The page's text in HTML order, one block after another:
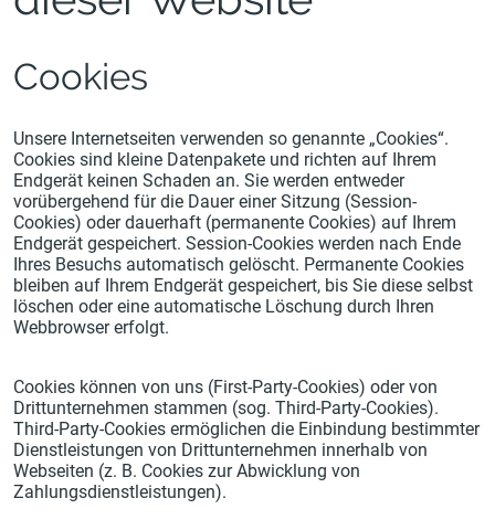
Cookies
Unsere Internetseiten verwenden so genannte „Cookies“.
Cookies sind kleine Datenpakete und richten auf Ihrem
Endgerät keinen Schaden an. Sie werden entweder
vorübergehend für die Dauer einer Sitzung (Session-
Cookies) oder dauerhaft (permanente Cookies) auf Ihrem
Endgerät gespeichert. Session-Cookies werden nach Ende
Ihres Besuchs automatisch gelöscht. Permanente Cookies
bleiben auf Ihrem Endgerät gespeichert, bis Sie diese selbst
löschen oder eine automatische Löschung durch Ihren
Webbrowser erfolgt.
Cookies können von uns (First-Party-Cookies) oder von
Drittunternehmen stammen (sog. Third-Party-Cookies).
Third-Party-Cookies ermöglichen die Einbindung bestimmter
Dienstleistungen von Drittunternehmen innerhalb von
Webseiten (z. B. Cookies zur Abwicklung von
Zahlungsdienstleistungen).